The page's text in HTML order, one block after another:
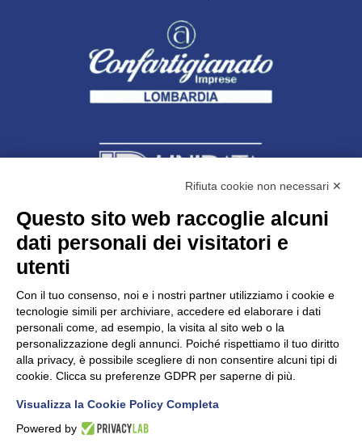
Unidata s.r.lcon unico socio
Largo dell’Artigianato, 1 - 23100 Sondrio
C.F. 00481790145 - N.REA SO-36426
PEC: unidata.sondrio@legalmail.it
Cap. soc. euro 100.000,00 i.v.
Rifiuta cookie non necessari ✕
Questo sito web raccoglie alcuni
dati personali dei visitatori e
utenti
Con il tuo consenso, noi e i nostri partner utilizziamo i cookie e
tecnologie simili per archiviare, accedere ed elaborare i dati
personali come, ad esempio, la visita al sito web o la
personalizzazione degli annunci. Poiché rispettiamo il tuo diritto
alla privacy, è possibile scegliere di non consentire alcuni tipi di
cookie. Clicca su preferenze GDPR per saperne di più.
Visualizza la Cookie Policy Completa
Powered by